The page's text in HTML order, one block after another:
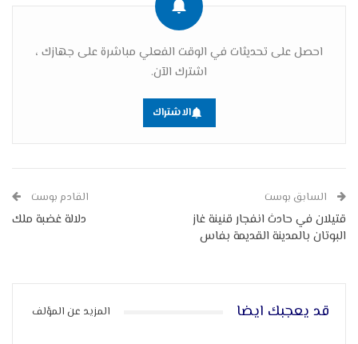
احصل على تحديثات في الوقت الفعلي مباشرة على جهازك ،
اشترك الآن.
الاشتراك
السابق بوست
قتيلان في حادث انفجار قنينة غاز
البوتان بالمدينة القديمة بفاس
القادم بوست
دلالة غضبة ملك
قد يعجبك ايضا المزيد عن المؤلف